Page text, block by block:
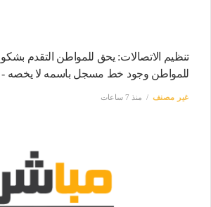
تنظيم الاتصالات: يحق للمواطن التقدم
للمواطن وجود خط مسجل باسمه لا يخصه -
غير مصنف منذ 7 ساعات